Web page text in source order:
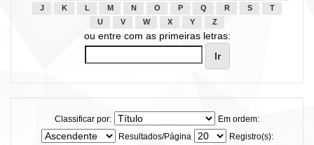
J
K L M N O P Q R S
T
U
V W X Y Z
ou entre com as primeiras letras:
Classificar por:
Em ordem:
Resultados/Página
Registro(s):